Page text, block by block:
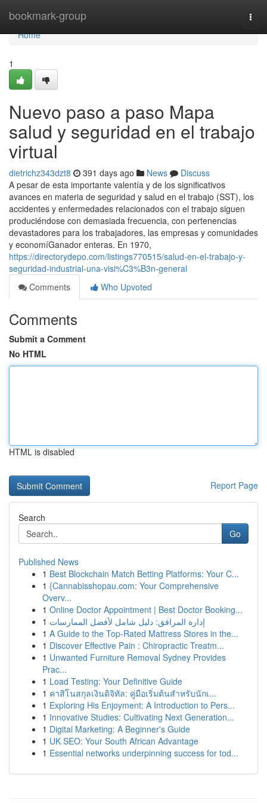
bookmark-group
Home
Home
1
Nuevo paso a paso Mapa
salud y seguridad en el trabajo
virtual
dietrichz343dzt8 391 days ago News
Discuss
A pesar de esta importante valentía y de los significativos
avances en materia de seguridad y salud en el trabajo (SST), los
accidentes y enfermedades relacionados con el trabajo siguen
produciéndose con demasiada frecuencia, con pertenencias
devastadores para los trabajadores, las empresas y comunidades
y economíGanador enteras. En 1970,
https://directorydepo.com/listings770515/salud-en-el-trabajo-y-
seguridad-industrial-una-visi%C3%B3n-general
Comments
Who Upvoted
Comments
Submit a Comment
No HTML
HTML is disabled
Report Page
Search
Go
Published News
1 Best Blockchain Match Betting Platforms: Your C...
1 {Cannabisshopau.com: Your Comprehensive
Overv...
1 Online Doctor Appointment | Best Doctor Booking...
1 إدارة المرافق: دليل شامل لأفضل الممارسات
1 A Guide to the Top-Rated Mattress Stores in the...
1 Discover Effective Pain : Chiropractic Treatm...
1 Unwanted Furniture Removal Sydney Provides
Prac...
1 Load Testing: Your Definitive Guide
1 คาสิโนสกุลเงินดิจิทัล: คู่มือเริ่มต้นสำหรับนักเ...
1 Exploring His Enjoyment: A Introduction to Pers...
1 Innovative Studies: Cultivating Next Generation...
1 Digital Marketing: A Beginner's Guide
1 UK SEO: Your South African Advantage
1 Essential networks underpinning success for tod...